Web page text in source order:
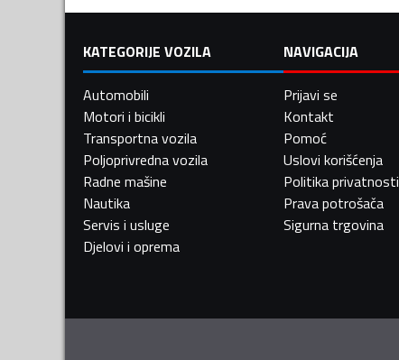
KATEGORIJE VOZILA
Automobili
Motori i bicikli
Transportna vozila
Poljoprivredna vozila
Radne mašine
Nautika
Servis i usluge
Djelovi i oprema
NAVIGACIJA
Prijavi se
Kontakt
Pomoć
Uslovi korišćenja
Politika privatnosti
Prava potrošača
Sigurna trgovina